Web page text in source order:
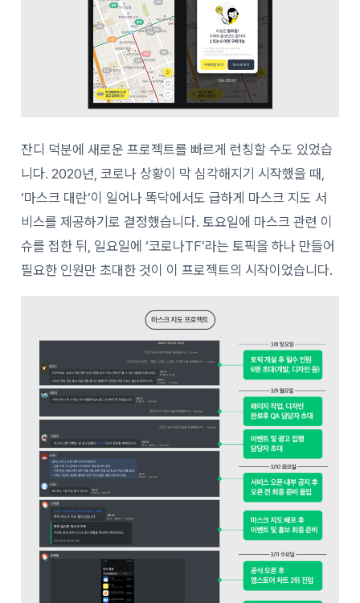
잔디 덕분에 새로운 프로젝트를 빠르게 런칭할 수도 있었습
니다. 2020년, 코로나 상황이 막 심각해지기 시작했을 때,
‘마스크 대란’이 일어나 똑닥에서도 급하게 마스크 지도 서
비스를 제공하기로 결정했습니다. 토요일에 마스크 관련 이
슈를 접한 뒤, 일요일에 ‘코로나TF’라는 토픽을 하나 만들어
필요한 인원만 초대한 것이 이 프로젝트의 시작이었습니다.